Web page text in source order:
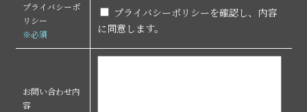
プライバシーポ
リシー
※必須
プライバシーポリシーを確認し、内容
に同意します。
お問い合わせ内
容